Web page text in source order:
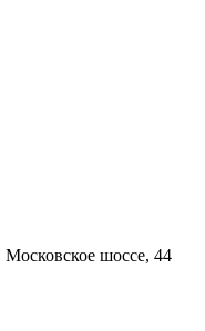
Московское шоссе, 44